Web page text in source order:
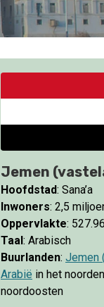
Jemen
Hoofdstad: Sana’a
Inwoners: 2,5
Oppervlakte:
Taal: Arabisch
Buurlanden: Jemen
Arabië in het
noordoosten